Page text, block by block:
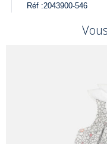
Réf :2043900-546